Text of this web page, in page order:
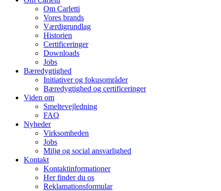
Om Carletti
Vores brands
Værdigrundlag
Historien
Certificeringer
Downloads
Jobs
Bæredygtighed
Initiativer og fokusområder
Bæredygtighed og certificeringer
Viden om
Smeltevejledning
FAQ
Nyheder
Virksomheden
Jobs
Miljø og social ansvarlighed
Kontakt
Kontaktinformationer
Her finder du os
Reklamationsformular